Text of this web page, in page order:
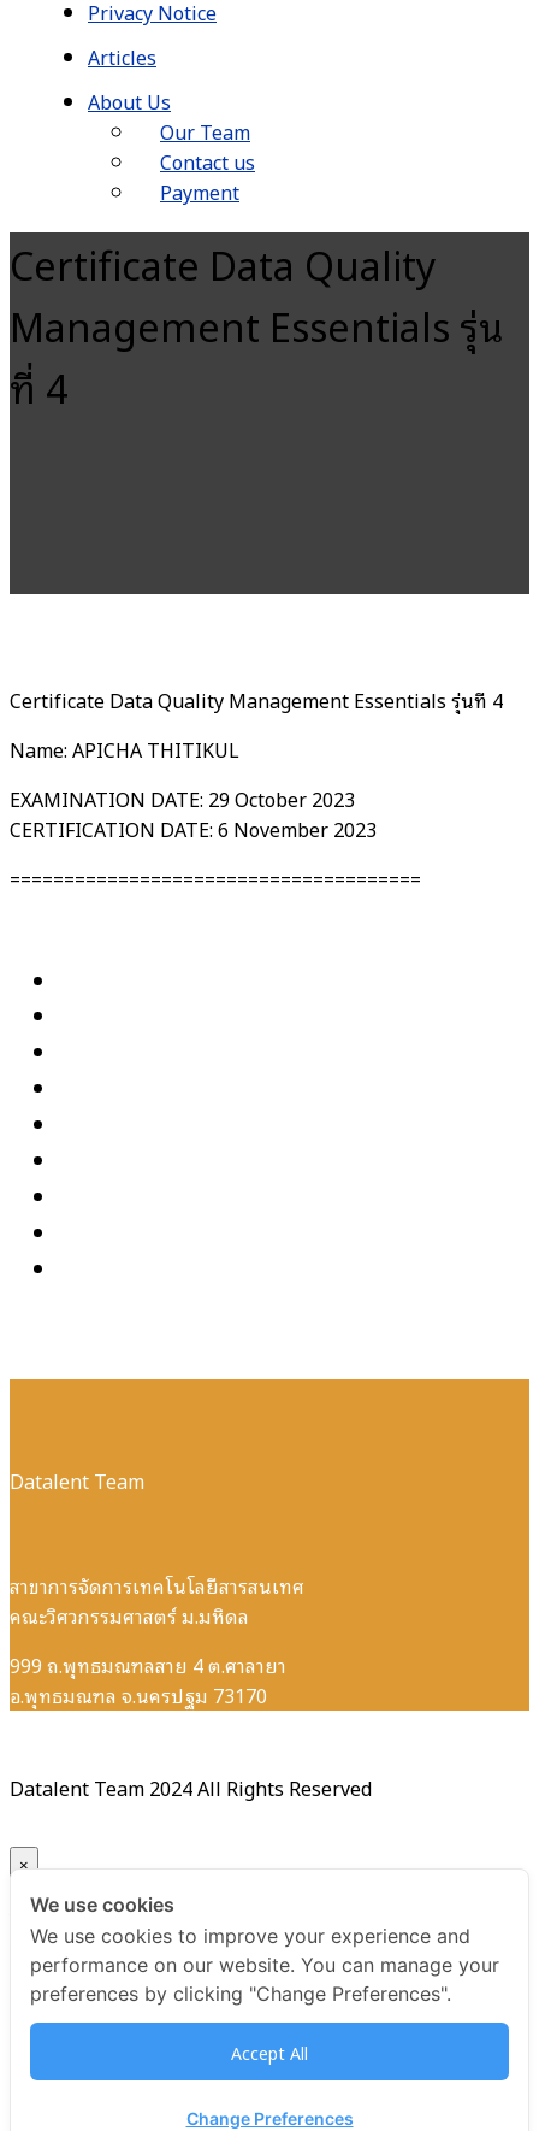
Privacy Notice
Articles
About Us
Our Team
Contact us
Payment
Certificate Data Quality
Management Essentials รุ่น
ที่ 4
Certificate Data Quality Management Essentials รุ่นที่ 4
Name: APICHA THITIKUL
EXAMINATION DATE: 29 October 2023
CERTIFICATION DATE: 6 November 2023
======================================
Datalent Team
สาขาการจัดการเทคโนโลยีสารสนเทศ
คณะวิศวกรรมศาสตร์ ม.มหิดล
999 ถ.พุทธมณฑลสาย 4 ต.ศาลายา
อ.พุทธมณฑล จ.นครปฐม 73170
Datalent Team 2024 All Rights Reserved
×
Your ticket for the: Certificate Data Quality Management
Essentials รุ่นที่ 4
Title
Certificate Data Quality Management Essentials รุ่นที่ 4
We use cookies
We use cookies to improve your experience and
performance on our website. You can manage your
preferences by clicking "Change Preferences".
Accept All
Change Preferences